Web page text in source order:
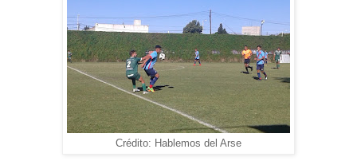
Crédito: Hablemos del Arse